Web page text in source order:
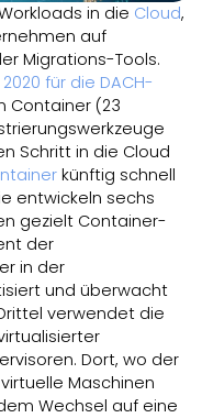
in die Cloud,
auf
Migrations-Tools.
für die DACH-
Container (23
Schritt in die Cloud
künftig schnell
entwickeln sechs
gezielt Container-
der
in der
und überwacht
verwendet die
Dort, wo der
Maschinen
Wechsel auf eine